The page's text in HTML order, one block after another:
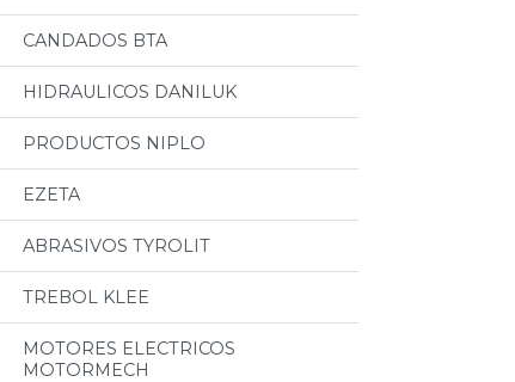
CANDADOS BTA
HIDRAULICOS DANILUK
PRODUCTOS NIPLO
EZETA
ABRASIVOS TYROLIT
TREBOL KLEE
MOTORES ELECTRICOS
MOTORMECH